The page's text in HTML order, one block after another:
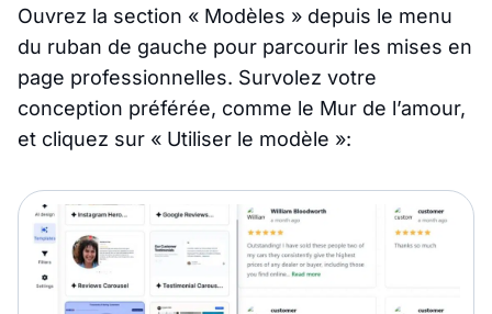
Ouvrez la section « Modèles » depuis le menu
du ruban de gauche pour parcourir les mises en
page professionnelles. Survolez votre
conception préférée, comme le Mur de l’amour,
et cliquez sur « Utiliser le modèle »: